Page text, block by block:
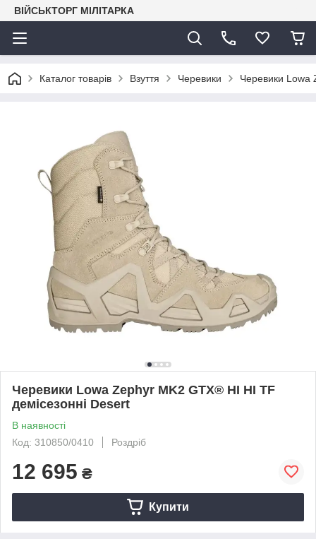
ВІЙСЬКТОРГ МІЛІТАРКА
Каталог товарів Взуття Черевики Черевики Lowa
Черевики Lowa Zephyr MK2 GTX® HI HI TF
демісезонні Desert
В наявності
Код: 310850/0410
Роздріб
12 695 ₴
Купити